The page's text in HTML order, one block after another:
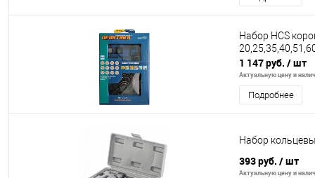
Набор HCS
1 147 руб. / шт
Актуальную цену и
Подробнее
Набор
393 руб. / шт
Актуальную цену и